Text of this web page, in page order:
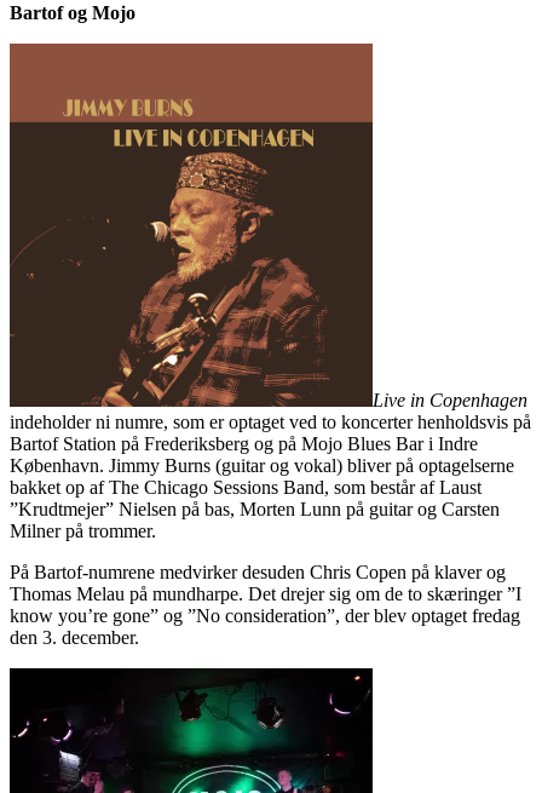
Bartof og Mojo
Live in Copenhagen
indeholder ni numre, som er optaget ved to koncerter henholdsvis på
Bartof Station på Frederiksberg og på Mojo Blues Bar i Indre
København. Jimmy Burns (guitar og vokal) bliver på optagelserne
bakket op af The Chicago Sessions Band, som består af Laust
”Krudtmejer” Nielsen på bas, Morten Lunn på guitar og Carsten
Milner på trommer.
På Bartof-numrene medvirker desuden Chris Copen på klaver og
Thomas Melau på mundharpe. Det drejer sig om de to skæringer ”I
know you’re gone” og ”No consideration”, der blev optaget fredag
den 3. december.